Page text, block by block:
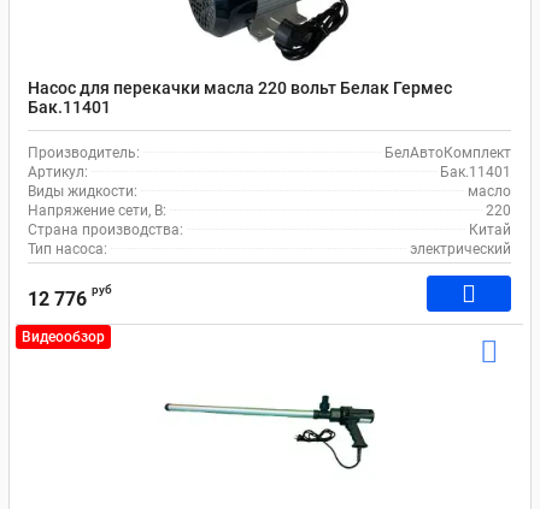
Насос для перекачки масла 220 вольт Белак Гермес
Бак.11401
Производитель:
БелАвтоКомплект
Артикул:
Бак.11401
Виды жидкости:
масло
Напряжение сети, В:
220
Страна производства:
Китай
Тип насоса:
электрический
12 776 руб
Видеообзор